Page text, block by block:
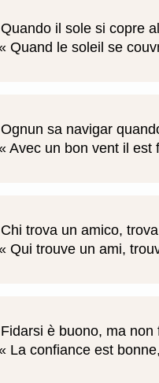
Quando il sole si copre
Quand le soleil se
Ognun sa navigar
Avec un bon vent il est
Chi trova un amico,
Qui trouve un ami,
Fidarsi è buono, ma non
La confiance est